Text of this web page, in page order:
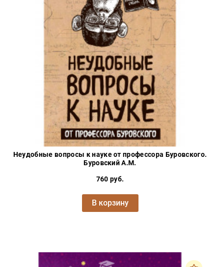
Неудобные вопросы к науке от профессора Буровского.
Буровский А.М.
760 руб.
В корзину